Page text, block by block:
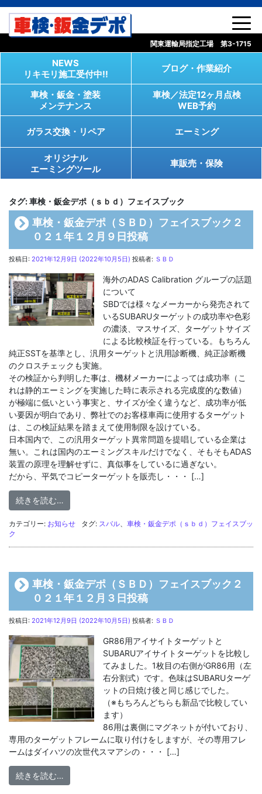
コンテンツへスキップ
関東運輸局指定工場 第3-1715
NEWS
リキモリ施工受付中!!
ブログ・作業紹介
車検・鈑金・塗装
メンテナンス
車検／法定12ヶ月点検
WEB予約
ガラス交換・リペア エーミング
オリジナル
エーミングツール
車販売・保険
タグ:車検・鈑金デポ（ｓｂｄ）フェイスブック
車検・鈑金デポ（ＳＢＤ）フェイスブック２
０２１年１２月９日投稿
投稿日: 2021年12月9日 (2022年10月5日) 投稿者: ＳＢＤ
海外のADAS Calibration グループの話題
について
SBDでは様々なメーカーから発売されて
いるSUBARUターゲットの成功率や色彩
の濃淡、マスサイズ、ターゲットサイズ
による比較検証を行っている。もちろん
純正SSTを基準とし、汎用ターゲットと汎用診断機、純正診断機
のクロスチェックも実施。
その検証から判明した事は、機材メーカーによっては成功率（こ
れは静的エーミングを実施した時に表示される完成度的な数値）
が極端に低いという事実と、サイズが全く違うなど、成功率が低
い要因が明白であり、弊社でのお客様車両に使用するターゲット
は、この検証結果を踏まえて使用制限を設けている。
日本国内で、この汎用ターゲット異常問題を提唱している企業は
無い。これは国内のエーミングスキルだけでなく、そもそもADAS
装置の原理を理解せずに、真似事をしているに過ぎない。
だから、平気でコピーターゲットを販売し・・・ […]
続きを読む…
カテゴリー: お知らせ タグ: スバル
車検・鈑金デポ（ｓｂｄ）フェイスブッ
ク
車検・鈑金デポ（ＳＢＤ）フェイスブック２
０２１年１２月３日投稿
投稿日: 2021年12月9日 (2022年10月5日) 投稿者: ＳＢＤ
GR86用アイサイトターゲットと
SUBARUアイサイトターゲットを比較し
てみました。1枚目の右側がGR86用（左
右分割式）です。色味はSUBARUターゲ
ットの日焼け後と同じ感じでした。
（※もちろんどちらも新品で比較してい
ます）
86用は裏側にマグネットが付いており、
専用のターゲットフレームに取り付けをしますが、その専用フレ
ームはダイハツの次世代スマアシの・・・ […]
続きを読む…